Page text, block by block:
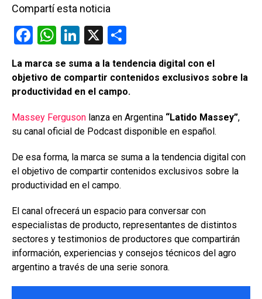
Compartí esta noticia
F
ce
b
o
o
W
at
s
A
p
Li
ke
dI
n
X
o
m
p
ar
tir
La marca se suma a la tendencia digital con el
objetivo de compartir contenidos exclusivos sobre la
productividad en el campo.
Massey Ferguson lanza en Argentina “Latido Massey”,
su canal oficial de Podcast disponible en español.
De esa forma, la marca se suma a la tendencia digital con
el objetivo de compartir contenidos exclusivos sobre la
productividad en el campo.
El canal ofrecerá un espacio para conversar con
especialistas de producto, representantes de distintos
sectores y testimonios de productores que compartirán
información, experiencias y consejos técnicos del agro
argentino a través de una serie sonora.